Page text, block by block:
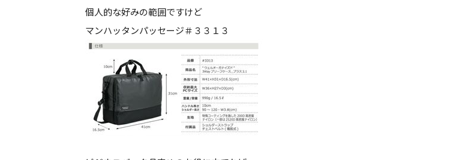
個人的な好みの範囲ですけど
マンハッタンパッセージ＃３３１３